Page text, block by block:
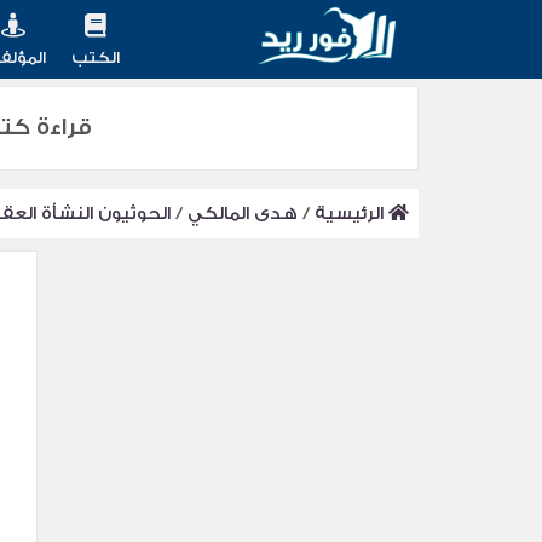
الكتب
قراءة
الرئيسية / هدى المالكي /الحوثيون النشأة